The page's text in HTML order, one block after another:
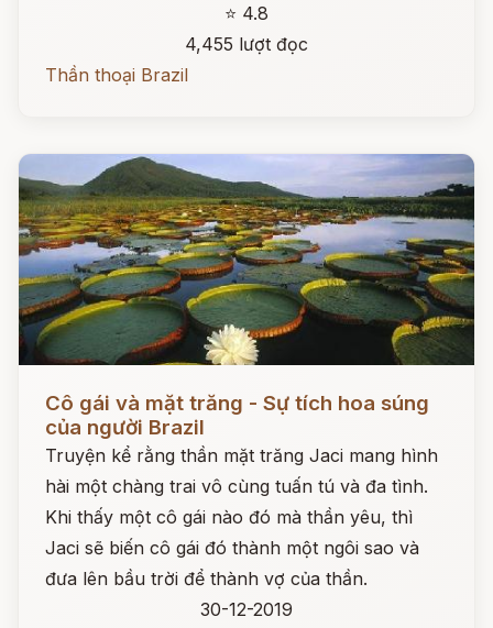
⭐ 4.8
4,455 lượt đọc
Thần thoại Brazil
Cô gái và mặt trăng - Sự tích hoa súng
của người Brazil
Truyện kể rằng thần mặt trăng Jaci mang hình
hài một chàng trai vô cùng tuấn tú và đa tình.
Khi thấy một cô gái nào đó mà thần yêu, thì
Jaci sẽ biến cô gái đó thành một ngôi sao và
đưa lên bầu trời để thành vợ của thần.
30-12-2019